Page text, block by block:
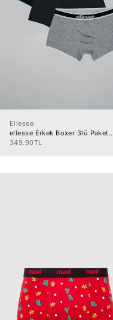
Ellesse
ellesse Erkek Boxer 3lü Paket
B001-BKGRAN
İndirimli fiyat
349.90TL